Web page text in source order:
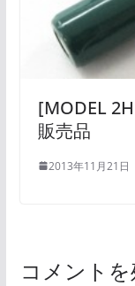
[MODEL
販売品
2013年11月21日
コメント